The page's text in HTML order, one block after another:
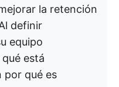
la retención
definir
equipo
está
por qué es